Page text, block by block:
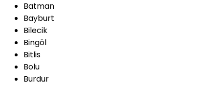
Batman
Bayburt
Bilecik
Bingöl
Bitlis
Bolu
Burdur